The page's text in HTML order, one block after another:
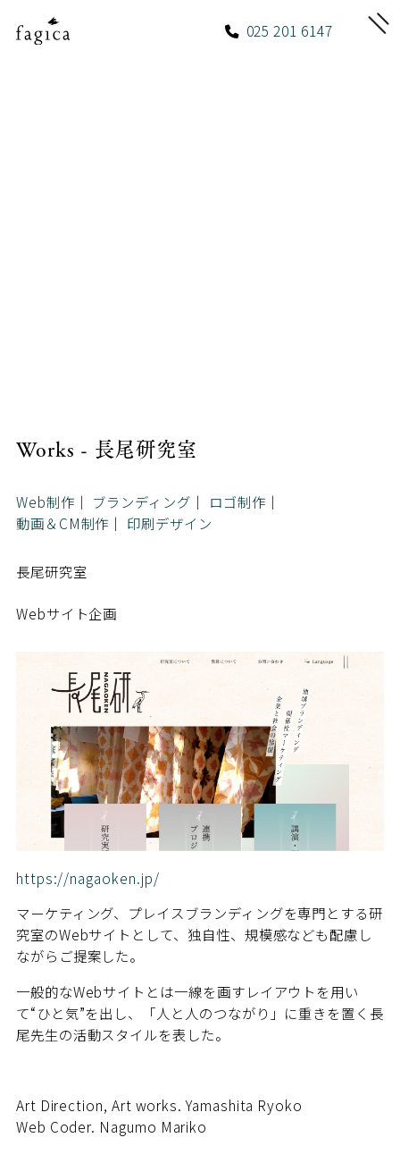
025 201 6147
Works - 長尾研究室
Web制作 ブランディング
ロゴ制作
動画＆CM制作
印刷デザイン
長尾研究室
Webサイト企画
https://nagaoken.jp/
マーケティング、プレイスブランディングを専門とする研
究室のWebサイトとして、独自性、規模感なども配慮し
ながらご提案した。
一般的なWebサイトとは一線を画すレイアウトを用い
て“ひと気”を出し、「人と人のつながり」に重きを置く長
尾先生の活動スタイルを表した。
Art Direction, Art works. Yamashita Ryoko
Web Coder. Nagumo Mariko